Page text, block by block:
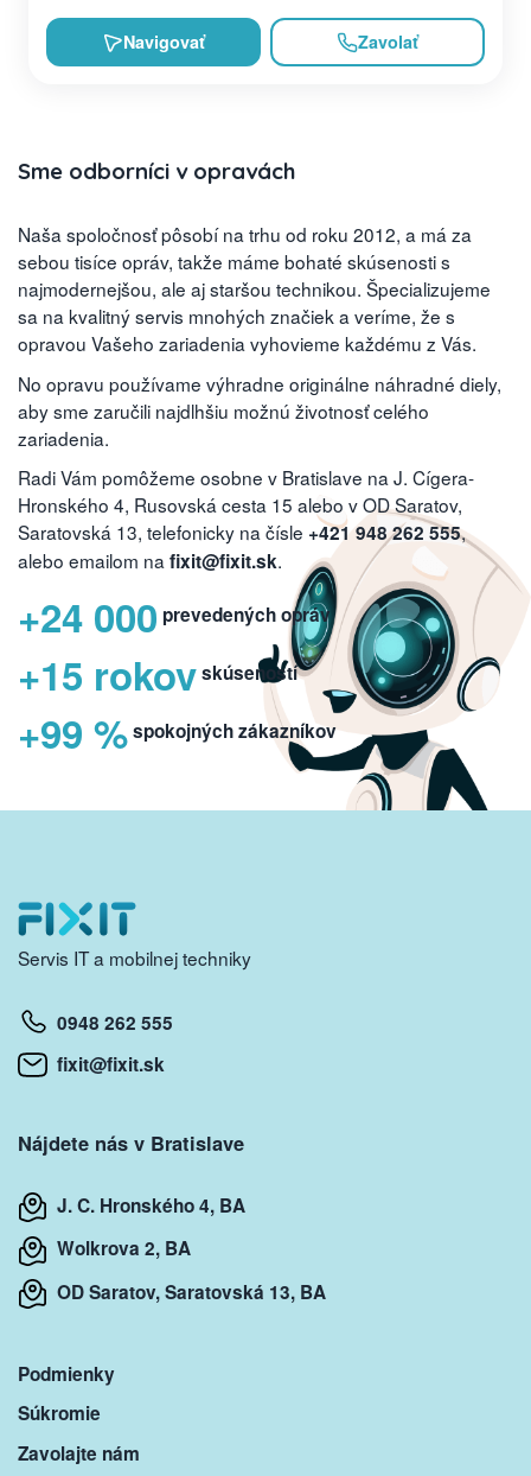
Navigovať Zavolať
Sme odborníci v opravách
Naša spoločnosť pôsobí na trhu od roku 2012, a má za
sebou tisíce opráv, takže máme bohaté skúsenosti s
najmodernejšou, ale aj staršou technikou. Špecializujeme
sa na kvalitný servis mnohých značiek a veríme, že s
opravou Vašeho zariadenia vyhovieme každému z Vás.
No opravu používame výhradne originálne náhradné diely,
aby sme zaručili najdlhšiu možnú životnosť celého
zariadenia.
Radi Vám pomôžeme osobne v Bratislave na J. Cígera-
Hronského 4, Rusovská cesta 15 alebo v OD Saratov,
Saratovská 13, telefonicky na čísle +421 948 262 555,
alebo emailom na fixit@fixit.sk.
+24 000 prevedených opráv
+15 rokovskúseností
+99 %spokojných zákazníkov
Servis IT a mobilnej techniky
0948 262 555
fixit@fixit.sk
Nájdete nás v Bratislave
J. C. Hronského 4, BA
Wolkrova 2, BA
OD Saratov, Saratovská 13, BA
Podmienky
Súkromie
Zavolajte nám